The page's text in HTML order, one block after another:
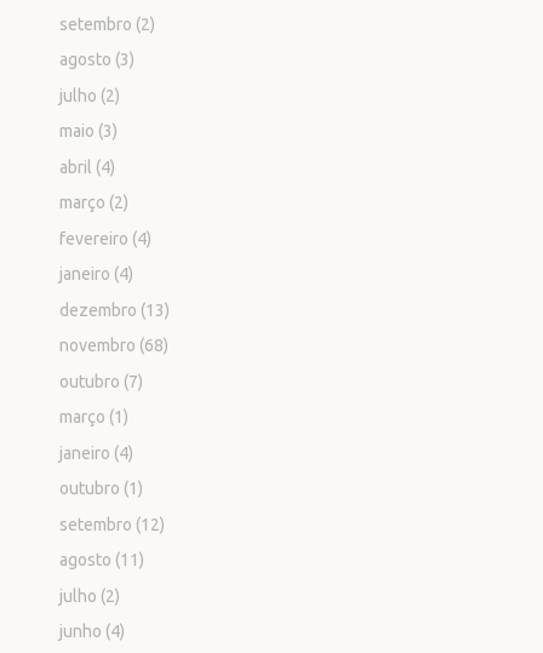
setembro (2)
agosto (3)
julho (2)
maio (3)
abril (4)
março (2)
fevereiro (4)
janeiro (4)
dezembro (13)
novembro (68)
outubro (7)
março (1)
janeiro (4)
outubro (1)
setembro (12)
agosto (11)
julho (2)
junho (4)